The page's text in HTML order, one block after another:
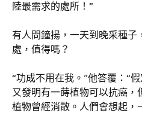
陸最需求的處所！”
有人問鐘揚，一天到晚采種子
處，值得嗎？
“功成不用在我。”他答覆：“
又發明有一蒔植物可以抗癌
植物曾經消散。人們會想起，